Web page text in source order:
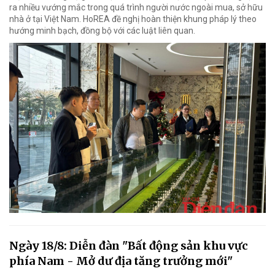
ra nhiều vướng mắc trong quá trình người nước ngoài mua, sở hữu
nhà ở tại Việt Nam. HoREA đề nghị hoàn thiện khung pháp lý theo
hướng minh bạch, đồng bộ với các luật liên quan.
Ngày 18/8: Diễn đàn "Bất động sản khu vực
phía Nam - Mở dư địa tăng trưởng mới"